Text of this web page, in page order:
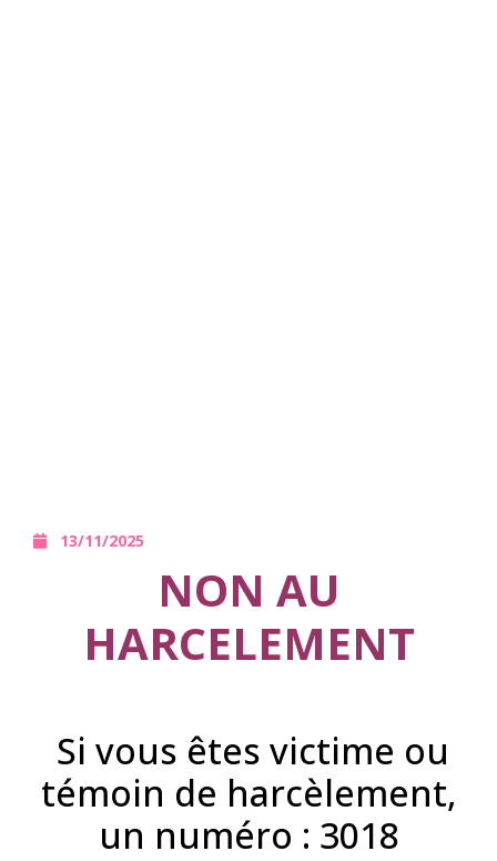
13/11/2025
NON AU
HARCELEMENT
Si vous êtes victime ou
témoin de harcèlement,
un numéro : 3018